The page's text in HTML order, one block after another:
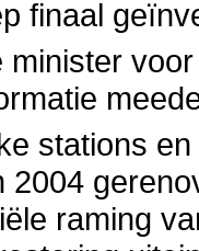
finaal
minister
stations
2004
raming